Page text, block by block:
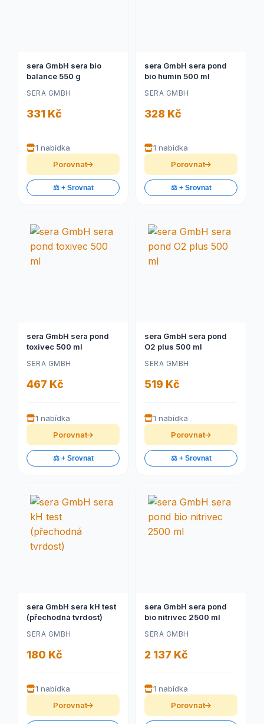
sera GmbH sera bio
balance 550 g
SERA GMBH
331 Kč
1 nabídka
Porovnat
⚖️ + Srovnat
sera GmbH sera pond
bio humin 500 ml
SERA GMBH
328 Kč
1 nabídka
Porovnat
⚖️ + Srovnat
sera GmbH sera pond
toxivec 500 ml
SERA GMBH
467 Kč
1 nabídka
Porovnat
⚖️ + Srovnat
sera GmbH sera pond
O2 plus 500 ml
SERA GMBH
519 Kč
1 nabídka
Porovnat
⚖️ + Srovnat
sera GmbH sera kH test
(přechodná tvrdost)
SERA GMBH
180 Kč
1 nabídka
Porovnat
sera GmbH sera pond
bio nitrivec 2500 ml
SERA GMBH
2 137 Kč
1 nabídka
Porovnat